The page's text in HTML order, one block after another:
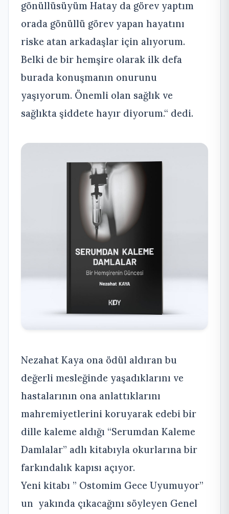
gönüllüsüyüm Hatay da görev yaptım
orada gönüllü görev yapan hayatını
riske atan arkadaşlar için alıyorum.
Belki de bir hemşire olarak ilk defa
burada konuşmanın onurunu
yaşıyorum. Önemli olan sağlık ve
sağlıkta şiddete hayır diyorum.“ dedi.
Nezahat Kaya ona ödül aldıran bu
değerli mesleğinde yaşadıklarını ve
hastalarının ona anlattıklarını
mahremiyetlerini koruyarak edebi bir
dille kaleme aldığı “Serumdan Kaleme
Damlalar” adlı kitabıyla okurlarına bir
farkındalık kapısı açıyor.
Yeni kitabı ” Ostomim Gece Uyumuyor”
un yakında çıkacağını söyleyen Genel